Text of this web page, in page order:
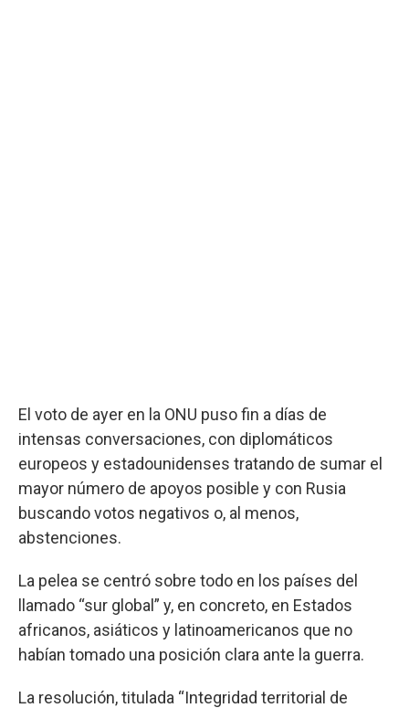
El voto de ayer en la ONU puso fin a días de
intensas conversaciones, con diplomáticos
europeos y estadounidenses tratando de sumar el
mayor número de apoyos posible y con Rusia
buscando votos negativos o, al menos,
abstenciones.
La pelea se centró sobre todo en los países del
llamado “sur global” y, en concreto, en Estados
africanos, asiáticos y latinoamericanos que no
habían tomado una posición clara ante la guerra.
La resolución, titulada “Integridad territorial de